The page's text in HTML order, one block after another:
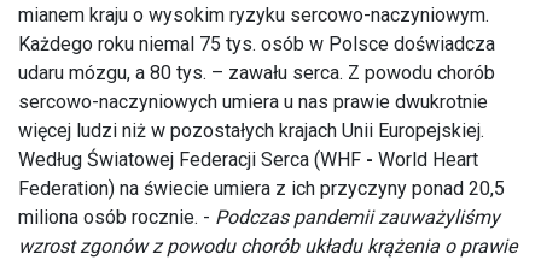
mianem kraju o wysokim ryzyku sercowo-naczyniowym.
Każdego roku niemal 75 tys. osób w Polsce doświadcza
udaru mózgu, a 80 tys. – zawału serca. Z powodu chorób
sercowo-naczyniowych umiera u nas prawie dwukrotnie
więcej ludzi niż w pozostałych krajach Unii Europejskiej.
Według Światowej Federacji Serca (WHF - World Heart
Federation) na świecie umiera z ich przyczyny ponad 20,5
miliona osób rocznie. - Podczas pandemii zauważyliśmy
wzrost zgonów z powodu chorób układu krążenia o prawie